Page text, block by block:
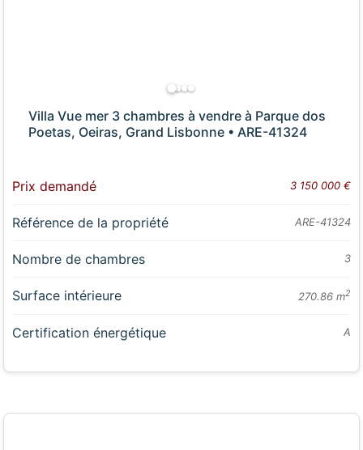
Villa Vue mer 3 chambres à vendre à Parque dos
Poetas, Oeiras, Grand Lisbonne • ARE-41324
Prix demandé 3 150 000 €
Référence de la propriété ARE-41324
Nombre de chambres 3
Surface intérieure 270.86 m2
Certification énergétique A